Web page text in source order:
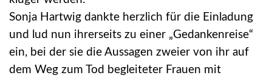
Sonja Hartwig dankte herzlich für die Einladung
und lud nun ihrerseits zu einer „Gedankenreise“
ein, bei der sie die Aussagen zweier von ihr auf
dem Weg zum Tod begleiteter Frauen mit